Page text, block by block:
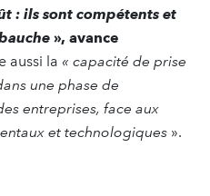
: ils sont compétents et
», avance
aussi la « capacité de prise
une phase de
entreprises, face aux
et technologiques ».